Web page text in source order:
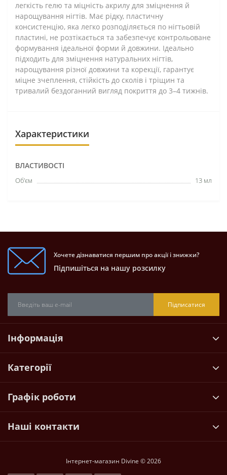
легкість гелю та міцність акрилу для зміцнення й
нарощування нігтів. Має рідку, пластичну
консистенцію, яка легко розподіляється по нігтьовій
пластині, не розтікається та забезпечує контрольоване
формування ідеальної форми й довжини. Ідеально
підходить для зміцнення натуральних нігтів,
нарощування різної довжини та корекції, гарантує
міцне зчеплення, стійкість до сколів і тріщин та
тривалий бездоганний вигляд покриття до 3–4 тижнів.
Характеристики
ВЛАСТИВОСТІ
Об'єм 13 мл
Хочете дізнаватися першим про акції і знижки?
Підпишіться на нашу розсилку
Підписатися
Інформація
Категорії
Графік роботи
Наші контакти
Інтернет-магазин Divine © 2026